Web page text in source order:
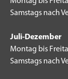
Samstags nach
Juli-Dezember
Montag bis
Samstags nach